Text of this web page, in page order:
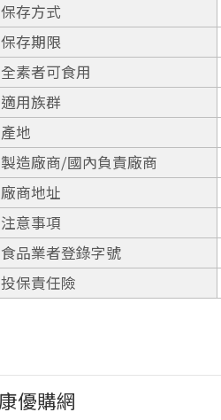
保存方式
保存期限
全素者可食用
適用族群
產地
製造廠商/國內負責廠商
廠商地址
注意事項
食品業者登錄字號
投保責任險
優購網